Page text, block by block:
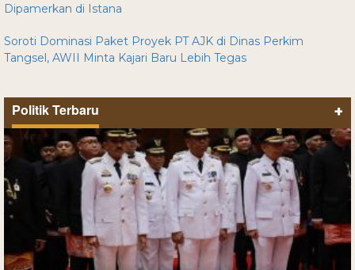
Dipamerkan di Istana
Soroti Dominasi Paket Proyek PT AJK di Dinas Perkim
Tangsel, AWII Minta Kajari Baru Lebih Tegas
Politik Terbaru +